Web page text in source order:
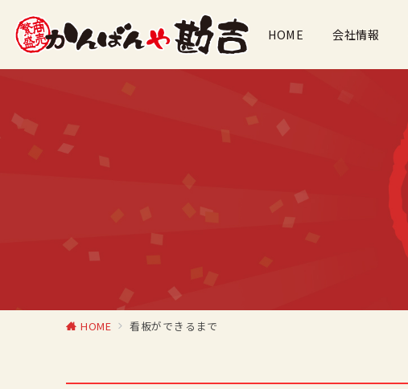
HOME 会社情報
HOME 看板ができるまで